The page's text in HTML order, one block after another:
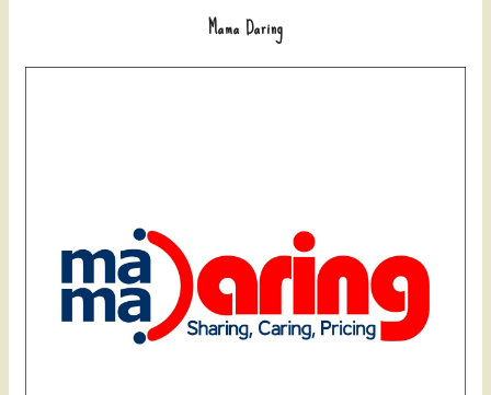
Mama Daring